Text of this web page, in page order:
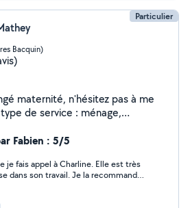
Particulier
Bacquin)
maternité, n'hésitez pas à me
de service : ménage,
Fabien : 5/5
je fais appel à Charline. Elle est très
dans son travail. Je la recommande